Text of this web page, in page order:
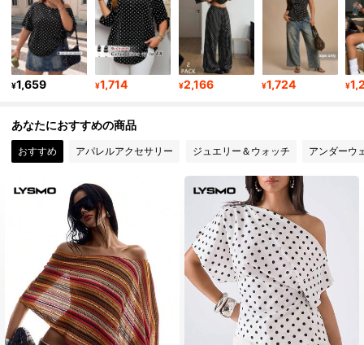
4.81 803K フォロワー
4.81 803K フォロワー
803K フォロワー
¥1,659 ¥1,714 ¥2,166 ¥1,724 ¥
あなたにおすすめの商品
おすすめ アパレルアクセサリー ジュエリー＆ウォッチ アンダーウ